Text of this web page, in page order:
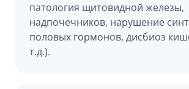
патология щитовидной железы,
надпочечников, нарушение
половых гормонов, дисбиоз
т.д.).